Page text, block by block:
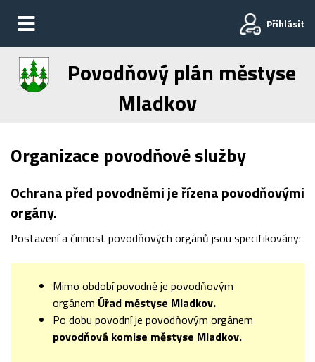
Přihlásit
Povodňový plán městyse
Mladkov
Organizace povodňové služby
Ochrana před povodněmi je řízena povodňovými
orgány.
Postavení a činnost povodňových orgánů jsou specifikovány:
Mimo období povodně je povodňovým
orgánem Úřad městyse Mladkov.
Po dobu povodní je povodňovým orgánem
povodňová komise městyse Mladkov.